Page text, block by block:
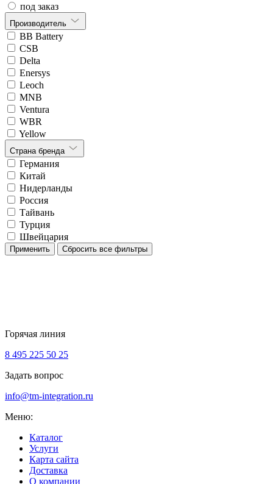
под заказ
Производитель
BB Battery
CSB
Delta
Enersys
Leoch
MNB
Ventura
WBR
Yellow
Страна бренда
Германия
Китай
Нидерланды
Россия
Тайвань
Турция
Швейцария
Применить Сбросить все фильтры
Горячая линия
8 495 225 50 25
Задать вопрос
info@tm-integration.ru
Меню:
Каталог
Услуги
Карта сайта
Доставка
О компании